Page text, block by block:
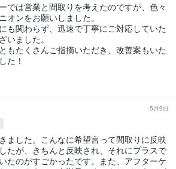
では営業と間取りを考えたのですが、色々
オンをお願いしました。
も関わらず、迅速で丁寧にご対応していた
いました。
もたくさんご指摘いただき、改善案もいた
た！
5月9日
ました。こんなに希望言って間取りに反映
たが、きちんと反映され、それにプラスで
たのがすごかったです。また、アフターケ